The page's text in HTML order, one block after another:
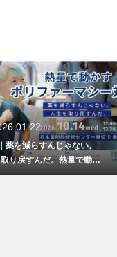
薬を減らすんじゃない。
り戻すんだ。熱量で動か
ァーマシー対策